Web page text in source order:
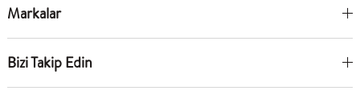
Markalar
Bizi Takip Edin